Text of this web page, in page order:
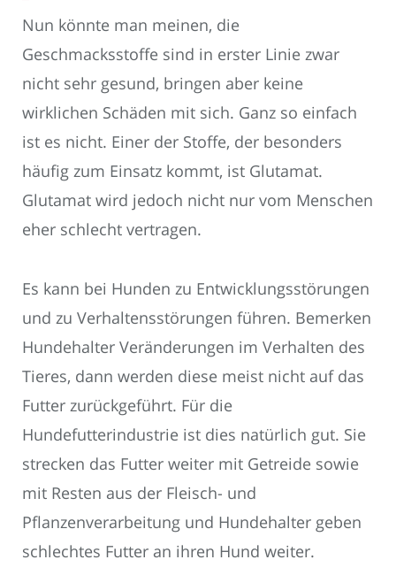
Nun könnte man meinen, die
Geschmacksstoffe sind in erster Linie zwar
nicht sehr gesund, bringen aber keine
wirklichen Schäden mit sich. Ganz so einfach
ist es nicht. Einer der Stoffe, der besonders
häufig zum Einsatz kommt, ist Glutamat.
Glutamat wird jedoch nicht nur vom Menschen
eher schlecht vertragen.
Es kann bei Hunden zu Entwicklungsstörungen
und zu Verhaltensstörungen führen. Bemerken
Hundehalter Veränderungen im Verhalten des
Tieres, dann werden diese meist nicht auf das
Futter zurückgeführt. Für die
Hundefutterindustrie ist dies natürlich gut. Sie
strecken das Futter weiter mit Getreide sowie
mit Resten aus der Fleisch- und
Pflanzenverarbeitung und Hundehalter geben
schlechtes Futter an ihren Hund weiter.